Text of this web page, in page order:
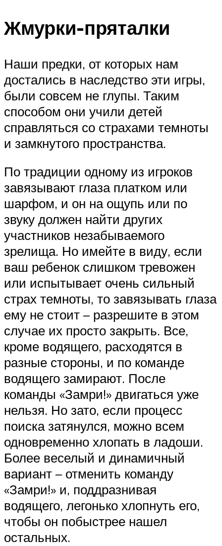
Жмурки-пряталки
Наши предки, от которых нам
достались в наследство эти игры,
были совсем не глупы. Таким
способом они учили детей
справляться со страхами темноты
и замкнутого пространства.
По традиции одному из игроков
завязывают глаза платком или
шарфом, и он на ощупь или по
звуку должен найти других
участников незабываемого
зрелища. Но имейте в виду, если
ваш ребенок слишком тревожен
или испытывает очень сильный
страх темноты, то завязывать глаза
ему не стоит – разрешите в этом
случае их просто закрыть. Все,
кроме водящего, расходятся в
разные стороны, и по команде
водящего замирают. После
команды «Замри!» двигаться уже
нельзя. Но зато, если процесс
поиска затянулся, можно всем
одновременно хлопать в ладоши.
Более веселый и динамичный
вариант – отменить команду
«Замри!» и, поддразнивая
водящего, легонько хлопнуть его,
чтобы он побыстрее нашел
остальных.